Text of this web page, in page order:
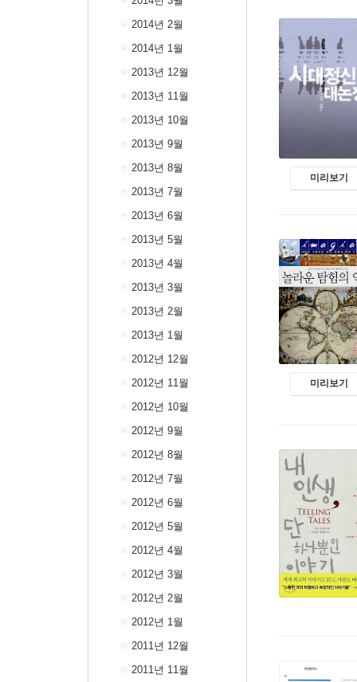
2014년 2월
2014년 1월
2013년 12월
2013년 11월
2013년 10월
2013년 9월
2013년 8월
2013년 7월
2013년 6월
2013년 5월
2013년 4월
2013년 3월
2013년 2월
2013년 1월
2012년 12월
2012년 11월
2012년 10월
2012년 9월
2012년 8월
2012년 7월
2012년 6월
2012년 5월
2012년 4월
2012년 3월
2012년 2월
2012년 1월
2011년 12월
2011년 11월
미리보기
미리보기